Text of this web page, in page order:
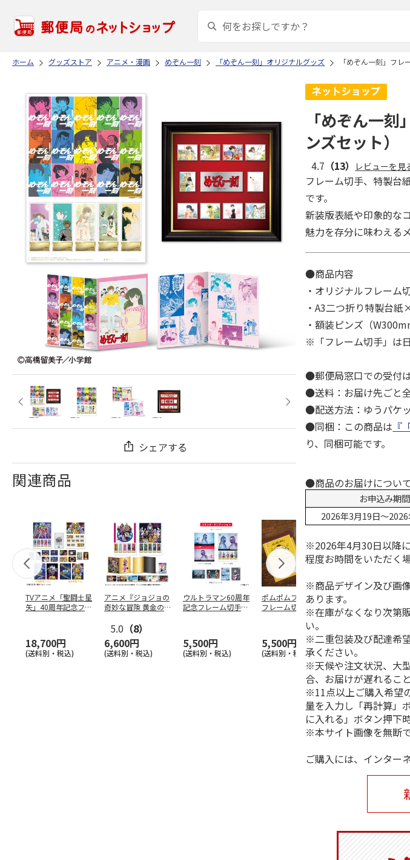
ホーム グッズストア アニメ・漫画 めぞん一刻 「めぞん一刻」オリジナルグッズ 「めぞん一刻」フレ
シェアする
関連商品
TVアニメ「聖闘士星
矢」40周年記念フレ
18,700円
(送料別・税込)
アニメ『ジョジョの
奇妙な冒険 黄金の
ーム…
5.0 （8）
6,600円
(送料別・税込)
ウルトラマン60周年
記念フレーム切手コ
5,500円
(送料別・税込)
ポムポムプリン30th
フレーム切手
5,500円
(送料別・税込)
ワンピース「エルバ
フ編」フレーム切手
&ポストカードセッ
5,500円
(送料別・税込)
「めぞん一
ンズセット）
4.7 （13） レビューを見
フレーム切手、特製台
です。
新装版表紙や印象的な
魅力を存分に味わえる
●商品内容
・オリジナルフレー
・A3二つ折り特製台
・額装ピンズ（
※「フレーム切手」は
●郵便局窓口での受付
●送料：お届け先ごと
●配送方法：ゆうパケ
●同梱：この商品は 『
り、同梱可能です。
●商品のお届けについて
お申込み期間
2026年3月19日～
※2026年4月30日以降
程度お時間をいただく
※商品デザイン及び画
あります。
※在庫がなくなり次第
い。
※二重包装及び配達希
承ください。
※天候や注文状況、大
合、お届けが遅れるこ
※11点以上ご購入希望
量を入力し「再計算」
に入れる」ボタン押下
※本サイト画像を無断
ご購入には、インター